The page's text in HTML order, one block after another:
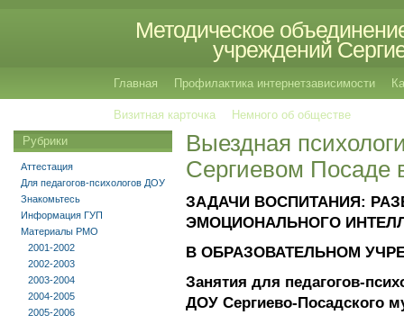
Методическое
учреждений
Главная Профилактика интернетзависимости
Визитная карточка Немного об обществе
Выездная
Сергиевом Посаде
ЗАДАЧИ ВОСПИТАНИЯ:
ЭМОЦИОНАЛЬНОГО
В ОБРАЗОВАТЕЛЬНОМ
Занятия для педагогов-
ДОУ Сергиево-Посадского
Рубрики
Аттестация
Для педагогов-психологов ДОУ
Знакомьтесь
Информация ГУП
Материалы РМО
2001-2002
2002-2003
2003-2004
2004-2005
2005-2006